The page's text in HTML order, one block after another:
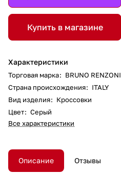
Купить в магазине
Характеристики
Торговая марка: BRUNO RENZONI
Страна происхождения: ITALY
Вид изделия: Кроссовки
Цвет: Серый
Все характеристики
Описание Отзывы